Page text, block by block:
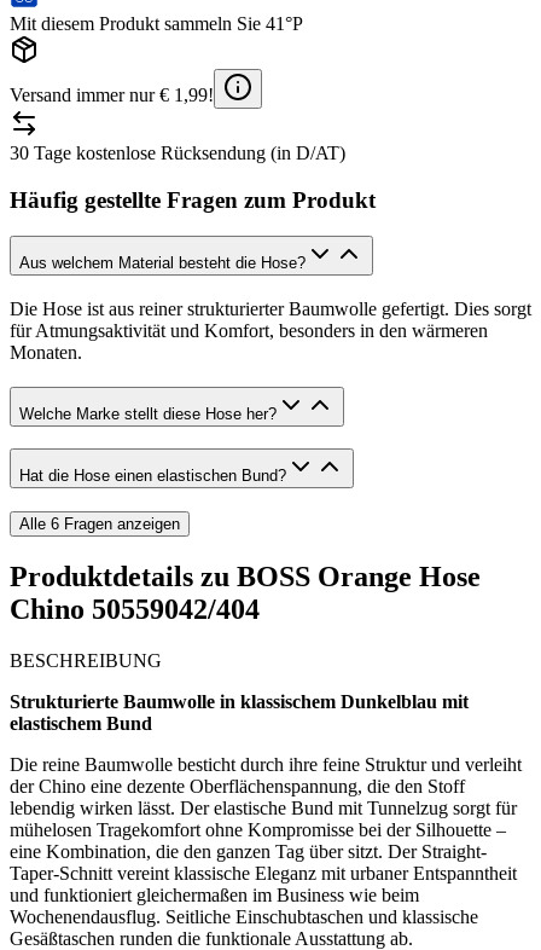
Mit diesem Produkt sammeln Sie 41°P
Versand immer nur € 1,99!
30 Tage kostenlose Rücksendung (in D/AT)
Häufig gestellte Fragen zum Produkt
Aus welchem Material besteht die Hose?
Die Hose ist aus reiner strukturierter Baumwolle gefertigt. Dies sorgt
für Atmungsaktivität und Komfort, besonders in den wärmeren
Monaten.
Welche Marke stellt diese Hose her?
Hat die Hose einen elastischen Bund?
Alle 6 Fragen anzeigen
Produktdetails zu BOSS Orange Hose
Chino 50559042/404
BESCHREIBUNG
Strukturierte Baumwolle in klassischem Dunkelblau mit
elastischem Bund
Die reine Baumwolle besticht durch ihre feine Struktur und verleiht
der Chino eine dezente Oberflächenspannung, die den Stoff
lebendig wirken lässt. Der elastische Bund mit Tunnelzug sorgt für
mühelosen Tragekomfort ohne Kompromisse bei der Silhouette –
eine Kombination, die den ganzen Tag über sitzt. Der Straight-
Taper-Schnitt vereint klassische Eleganz mit urbaner Entspanntheit
und funktioniert gleichermaßen im Business wie beim
Wochenendausflug. Seitliche Einschubtaschen und klassische
Gesäßtaschen runden die funktionale Ausstattung ab.